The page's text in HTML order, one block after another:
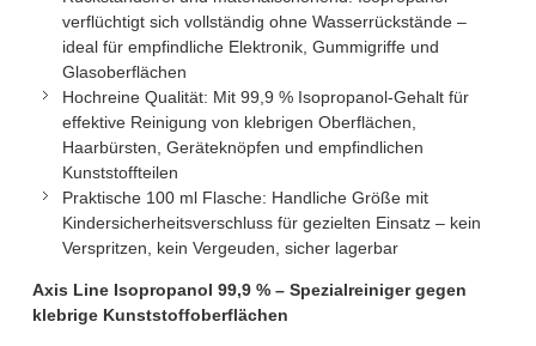
verflüchtigt sich vollständig ohne Wasserrückstände –
ideal für empfindliche Elektronik, Gummigriffe und
Glasoberflächen
Hochreine Qualität: Mit 99,9 % Isopropanol-Gehalt für
effektive Reinigung von klebrigen Oberflächen,
Haarbürsten, Geräteknöpfen und empfindlichen
Kunststoffteilen
Praktische 100 ml Flasche: Handliche Größe mit
Kindersicherheitsverschluss für gezielten Einsatz – kein
Verspritzen, kein Vergeuden, sicher lagerbar
Axis Line Isopropanol 99,9 % – Spezialreiniger gegen
klebrige Kunststoffoberflächen